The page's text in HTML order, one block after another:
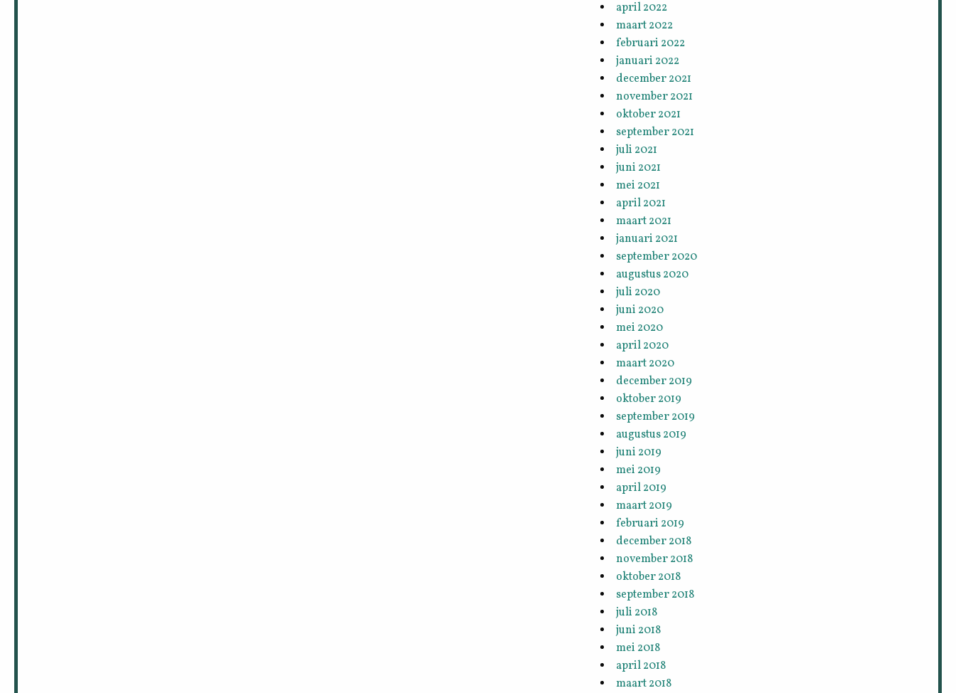
april 2022
maart 2022
februari 2022
januari 2022
december 2021
november 2021
oktober 2021
september 2021
juli 2021
juni 2021
mei 2021
april 2021
maart 2021
januari 2021
september 2020
augustus 2020
juli 2020
juni 2020
mei 2020
april 2020
maart 2020
december 2019
oktober 2019
september 2019
augustus 2019
juni 2019
mei 2019
april 2019
maart 2019
februari 2019
december 2018
november 2018
oktober 2018
september 2018
juli 2018
juni 2018
mei 2018
april 2018
maart 2018